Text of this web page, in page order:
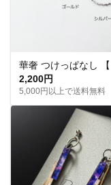
2,200円
5,000円以上で送料無料